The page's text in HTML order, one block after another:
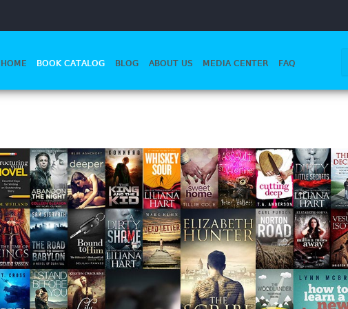
HOME BOOK CATALOG BLOG ABOUT US MEDIA CENTER FAQ